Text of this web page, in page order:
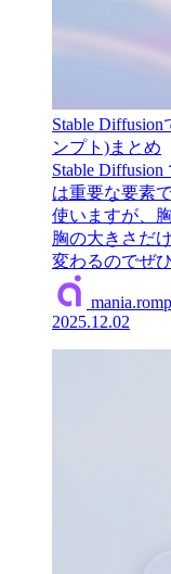
Stable
ンプト)まとめ
Stable
は重要な要素
使いますが、
胸の大きさだ
変わるのでぜ
2025.12.02